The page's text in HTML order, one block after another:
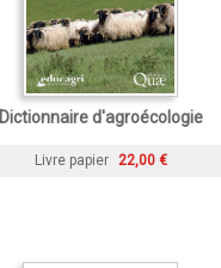
Dictionnaire d'agroécologie
Livre papier 22,00 €